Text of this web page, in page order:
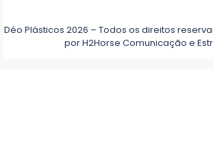
Déo Plásticos 2026 – Todos os direitos
porH2Horse Comunicação e